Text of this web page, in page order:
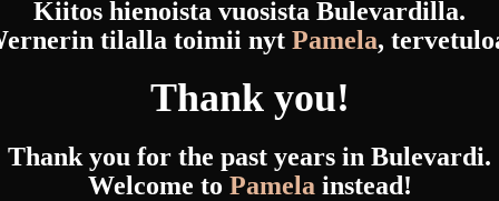
Kiitos hienoista vuosista Bulevardilla.
tilalla toimii nyt Pamela,
Thank you!
Thank you for the past years in Bulevardi.
Welcome to Pamela instead!